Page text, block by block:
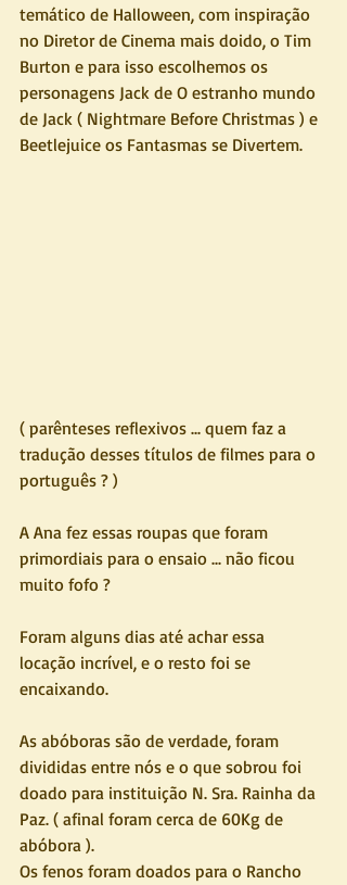
temático de Halloween, com inspiração
no Diretor de Cinema mais doido, o Tim
Burton e para isso escolhemos os
personagens Jack de O estranho mundo
de Jack ( Nightmare Before Christmas ) e
Beetlejuice os Fantasmas se Divertem.
( parênteses reflexivos ... quem faz a
tradução desses títulos de filmes para o
português ? )
A Ana fez essas roupas que foram
primordiais para o ensaio ... não ficou
muito fofo ?
Foram alguns dias até achar essa
locação incrível, e o resto foi se
encaixando.
As abóboras são de verdade, foram
divididas entre nós e o que sobrou foi
doado para instituição N. Sra. Rainha da
Paz. ( afinal foram cerca de 60Kg de
abóbora ).
Os fenos foram doados para o Rancho